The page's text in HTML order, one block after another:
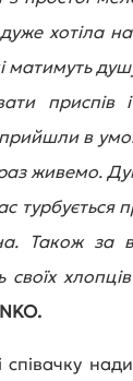
хотіла
матимуть
приспів
в
живемо.
турбується
Також за
своїх